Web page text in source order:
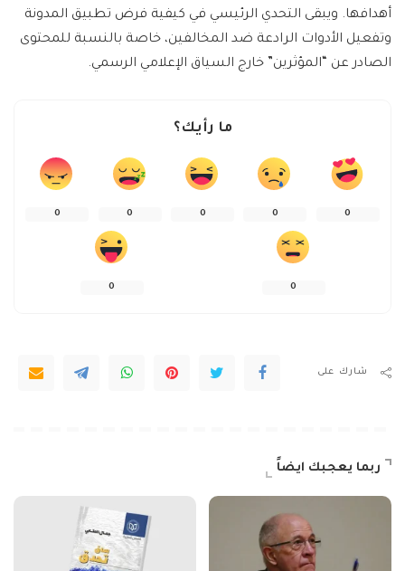
أهدافها. ويبقى التحدي الرئيسي في كيفية فرض تطبيق المدونة
وتفعيل الأدوات الرادعة ضد المخالفين، خاصة بالنسبة للمحتوى
الصادر عن “المؤثرين” خارج السياق الإعلامي الرسمي.
ما رأيك؟
0
0
0
0
0
0
0
شارك على
ربما يعجبك ايضاً